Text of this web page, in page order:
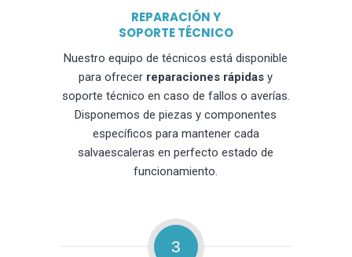
REPARACIÓN Y
SOPORTE TÉCNICO
Nuestro equipo de técnicos está disponible
para ofrecer reparaciones rápidas y
soporte técnico en caso de fallos o averías.
Disponemos de piezas y componentes
específicos para mantener cada
salvaescaleras en perfecto estado de
funcionamiento.
3